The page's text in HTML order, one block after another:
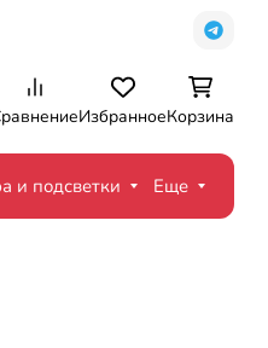
ИзбранноеКорзина
и подсветки Еще